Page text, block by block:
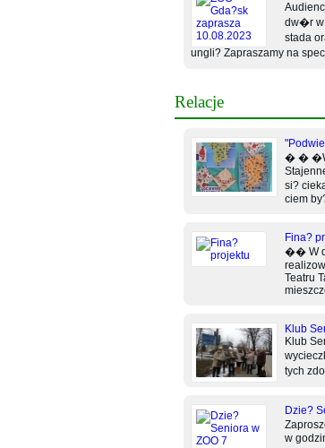
dw�r w
stada
ungli? Zapraszamy na
Relacje
� �
si?
ciem
Fina?
�� W
Teatru
Klub
Klub
tych
Dzie?
w